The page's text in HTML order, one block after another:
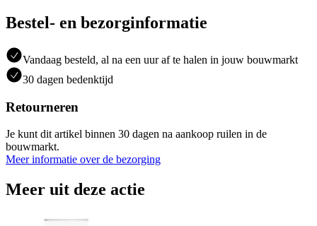
Bestel- en bezorginformatie
Vandaag besteld, al na een uur af te halen in jouw bouwmarkt
30 dagen bedenktijd
Retourneren
Je kunt dit artikel binnen 30 dagen na aankoop ruilen in de
bouwmarkt.
Meer informatie over de bezorging
Meer uit deze actie